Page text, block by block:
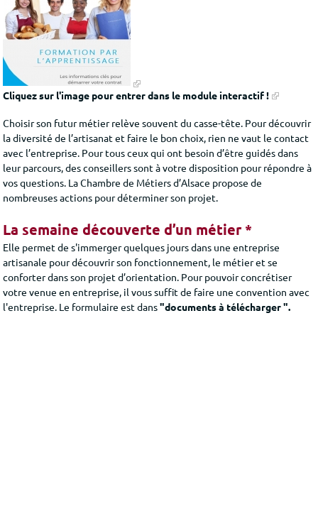
Cliquez sur l'image pour entrer dans le module interactif !
Choisir son futur métier relève souvent du casse-tête. Pour découvrir
la diversité de l’artisanat et faire le bon choix, rien ne vaut le contact
avec l’entreprise. Pour tous ceux qui ont besoin d’être guidés dans
leur parcours, des conseillers sont à votre disposition pour répondre à
vos questions. La Chambre de Métiers d’Alsace propose de
nombreuses actions pour déterminer son projet.
La semaine découverte d’un métier *
Elle permet de s'immerger quelques jours dans une entreprise
artisanale pour découvrir son fonctionnement, le métier et se
conforter dans son projet d’orientation. Pour pouvoir concrétiser
votre venue en entreprise, il vous suffit de faire une convention avec
l'entreprise. Le formulaire est dans"documents à télécharger ".